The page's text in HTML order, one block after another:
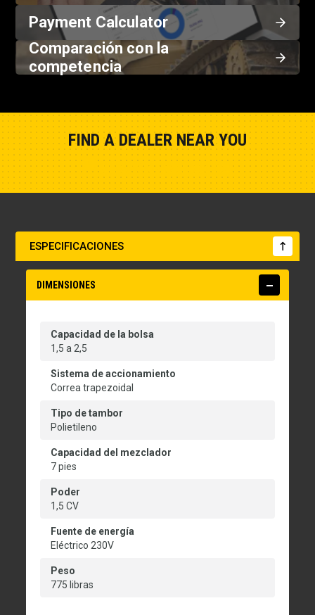
Payment Calculator
Comparación con la
competencia
FIND A DEALER NEAR YOU
ESPECIFICACIONES
DIMENSIONES
Capacidad de la bolsa
1,5 a 2,5
Sistema de accionamiento
Correa trapezoidal
Tipo de tambor
Polietileno
Capacidad del mezclador
7 pies
Poder
1,5 CV
Fuente de energía
Eléctrico 230V
Peso
775 libras